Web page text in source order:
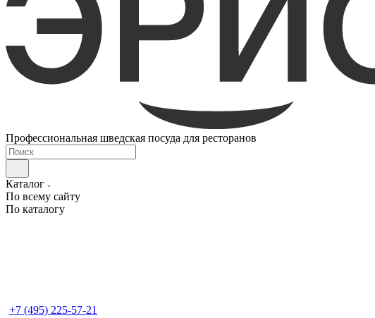
Профессиональная шведская посуда для ресторанов
Каталог
По всему сайту
По каталогу
+7 (495) 225-57-21